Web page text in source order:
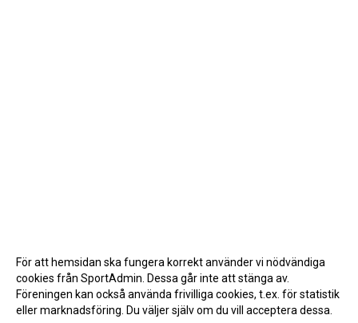
För att hemsidan ska fungera korrekt använder vi nödvändiga
cookies från SportAdmin. Dessa går inte att stänga av.
Föreningen kan också använda frivilliga cookies, t.ex. för statistik
eller marknadsföring. Du väljer själv om du vill acceptera dessa.